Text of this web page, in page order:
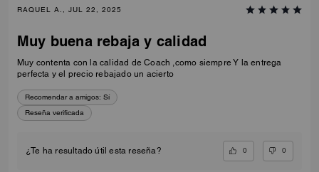
RAQUEL A., JUL 22, 2025
Muy buena rebaja y calidad
Muy contenta con la calidad de Coach ,como siempre Y la entrega
perfecta y el precio rebajado un acierto
Recomendar a amigos: Sí
Reseña verificada
¿Te ha resultado útil esta reseña? 0 0